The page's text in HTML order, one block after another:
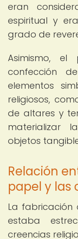
eran
espiritual y
grado de
Asimismo,
confección
elementos
religiosos,
de altares y
materializar
objetos
Relación
papel y las
La fabricación
estaba
creencias